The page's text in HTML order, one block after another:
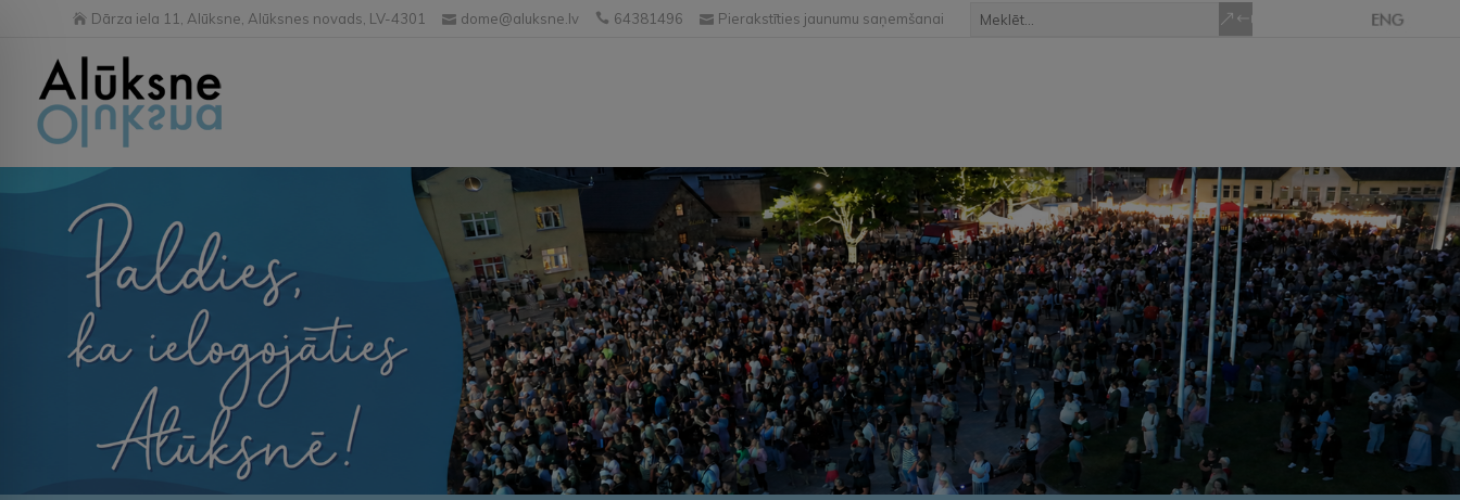
Dārza iela 11, Alūksne, Alūksnes novads, LV-4301 dome@aluksne.lv 64381496 Pierakstīties jaunumu saņemšanai